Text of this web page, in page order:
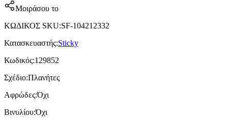
Μοιράσου το
ΚΩΔΙΚΟΣ SKU:SF-104212332
Κατασκευαστής:Sticky
Κωδικός:129852
Σχέδιο:Πλανήτες
Αφρώδες:Όχι
Βινυλίου:Όχι